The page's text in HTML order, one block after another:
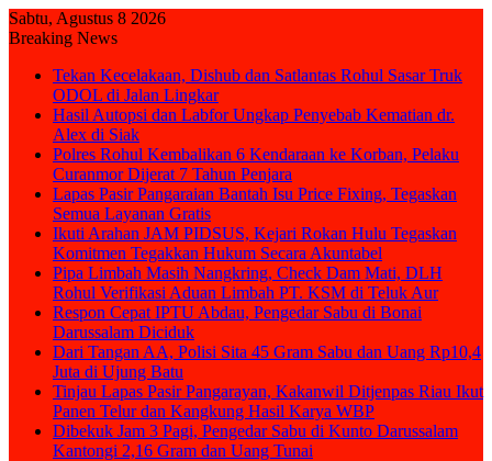
Sabtu, Agustus 8 2026
Breaking News
Tekan Kecelakaan, Dishub dan Satlantas Rohul Sasar Truk
ODOL di Jalan Lingkar
Hasil Autopsi dan Labfor Ungkap Penyebab Kematian dr.
Alex di Siak
Polres Rohul Kembalikan 6 Kendaraan ke Korban, Pelaku
Curanmor Dijerat 7 Tahun Penjara
Lapas Pasir Pangaraian Bantah Isu Price Fixing, Tegaskan
Semua Layanan Gratis
Ikuti Arahan JAM PIDSUS, Kejari Rokan Hulu Tegaskan
Komitmen Tegakkan Hukum Secara Akuntabel
Pipa Limbah Masih Nangkring, Check Dam Mati, DLH
Rohul Verifikasi Aduan Limbah PT. KSM di Teluk Aur
Respon Cepat IPTU Abdau, Pengedar Sabu di Bonai
Darussalam Diciduk
Dari Tangan AA, Polisi Sita 45 Gram Sabu dan Uang Rp10,4
Juta di Ujung Batu
Tinjau Lapas Pasir Pangarayan, Kakanwil Ditjenpas Riau Ikut
Panen Telur dan Kangkung Hasil Karya WBP
Dibekuk Jam 3 Pagi, Pengedar Sabu di Kunto Darussalam
Kantongi 2,16 Gram dan Uang Tunai